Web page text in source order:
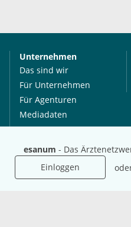
esanum - Das
Einloggen
Unternehmen
Das sind wir
Für Unternehmen
Für Agenturen
Mediadaten
Presse
Jobs